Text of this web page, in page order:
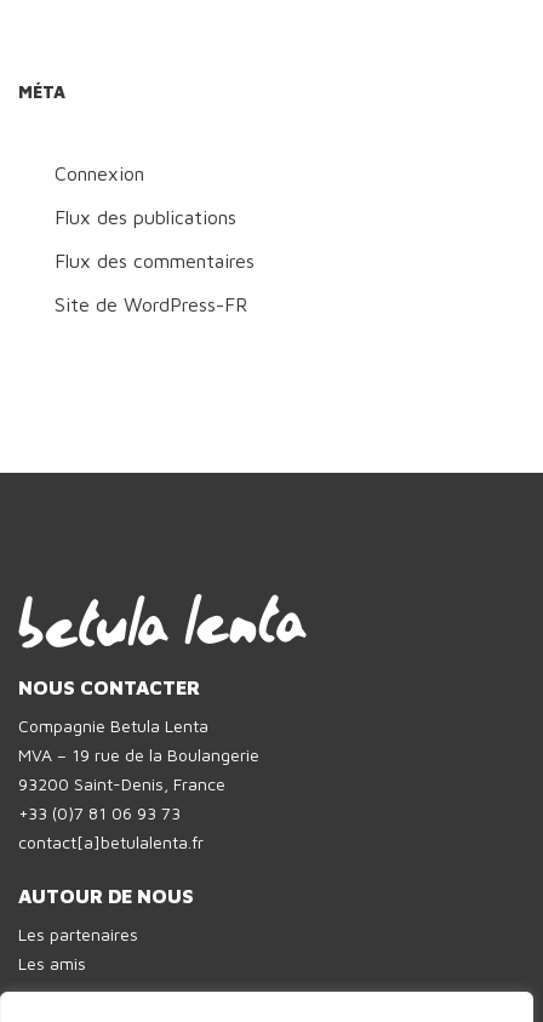
MÉTA
Connexion
Flux des publications
Flux des commentaires
Site de WordPress-FR
NOUS CONTACTER
Compagnie Betula Lenta
MVA – 19 rue de la Boulangerie
93200 Saint-Denis, France
+33 (0)7 81 06 93 73
contact[a]betulalenta.fr
AUTOUR DE NOUS
Les partenaires
Les amis